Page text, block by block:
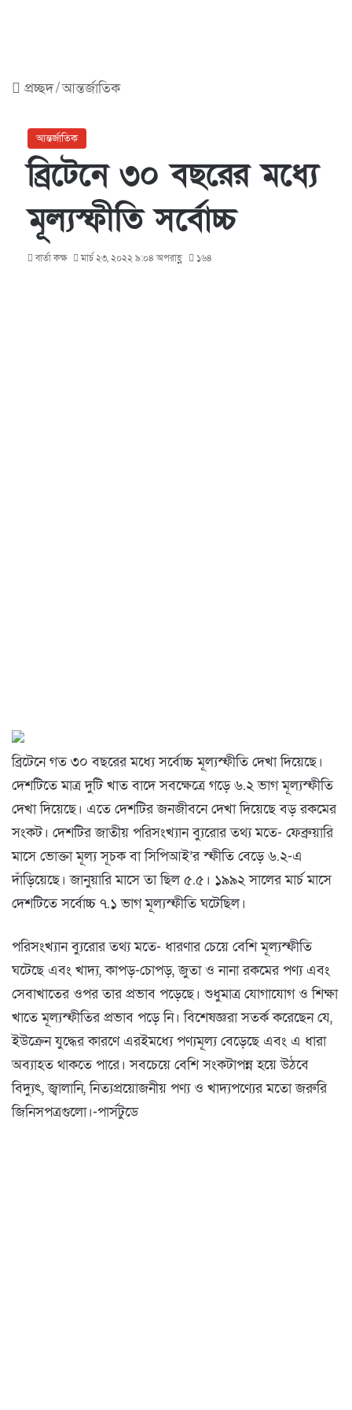
প্রচ্ছদ/আন্তর্জাতিক
আন্তর্জাতিক
ব্রিটেনে ৩০ বছরের মধ্যে
মূল্যস্ফীতি সর্বোচ্চ
বার্তা কক্ষ মার্চ ২৩, ২০২২ ৯:০৪ অপরাহ্ণ ১৬৪
ব্রিটেনে গত ৩০ বছরের মধ্যে সর্বোচ্চ মূল্যস্ফীতি দেখা দিয়েছে।
দেশটিতে মাত্র দুটি খাত বাদে সবক্ষেত্রে গড়ে ৬.২ ভাগ মূল্যস্ফীতি
দেখা দিয়েছে। এতে দেশটির জনজীবনে দেখা দিয়েছে বড় রকমের
সংকট। দেশটির জাতীয় পরিসংখ্যান ব্যুরোর তথ্য মতে- ফেব্রুয়ারি
মাসে ভোক্তা মূল্য সূচক বা সিপিআই’র স্ফীতি বেড়ে ৬.২-এ
দাঁড়িয়েছে। জানুয়ারি মাসে তা ছিল ৫.৫। ১৯৯২ সালের মার্চ মাসে
দেশটিতে সর্বোচ্চ ৭.১ ভাগ মূল্যস্ফীতি ঘটেছিল।
পরিসংখ্যান ব্যুরোর তথ্য মতে- ধারণার চেয়ে বেশি মূল্যস্ফীতি
ঘটেছে এবং খাদ্য, কাপড়-চোপড়, জুতা ও নানা রকমের পণ্য এবং
সেবাখাতের ওপর তার প্রভাব পড়েছে। শুধুমাত্র যোগাযোগ ও শিক্ষা
খাতে মূল্যস্ফীতির প্রভাব পড়ে নি। বিশেষজ্ঞরা সতর্ক করেছেন যে,
ইউক্রেন যুদ্ধের কারণে এরইমধ্যে পণ্যমূল্য বেড়েছে এবং এ ধারা
অব্যাহত থাকতে পারে। সবচেয়ে বেশি সংকটাপন্ন হয়ে উঠবে
বিদ্যুৎ, জ্বালানি, নিত্যপ্রয়োজনীয় পণ্য ও খাদ্যপণ্যের মতো জরুরি
জিনিসপত্রগুলো।-পার্সটুডে